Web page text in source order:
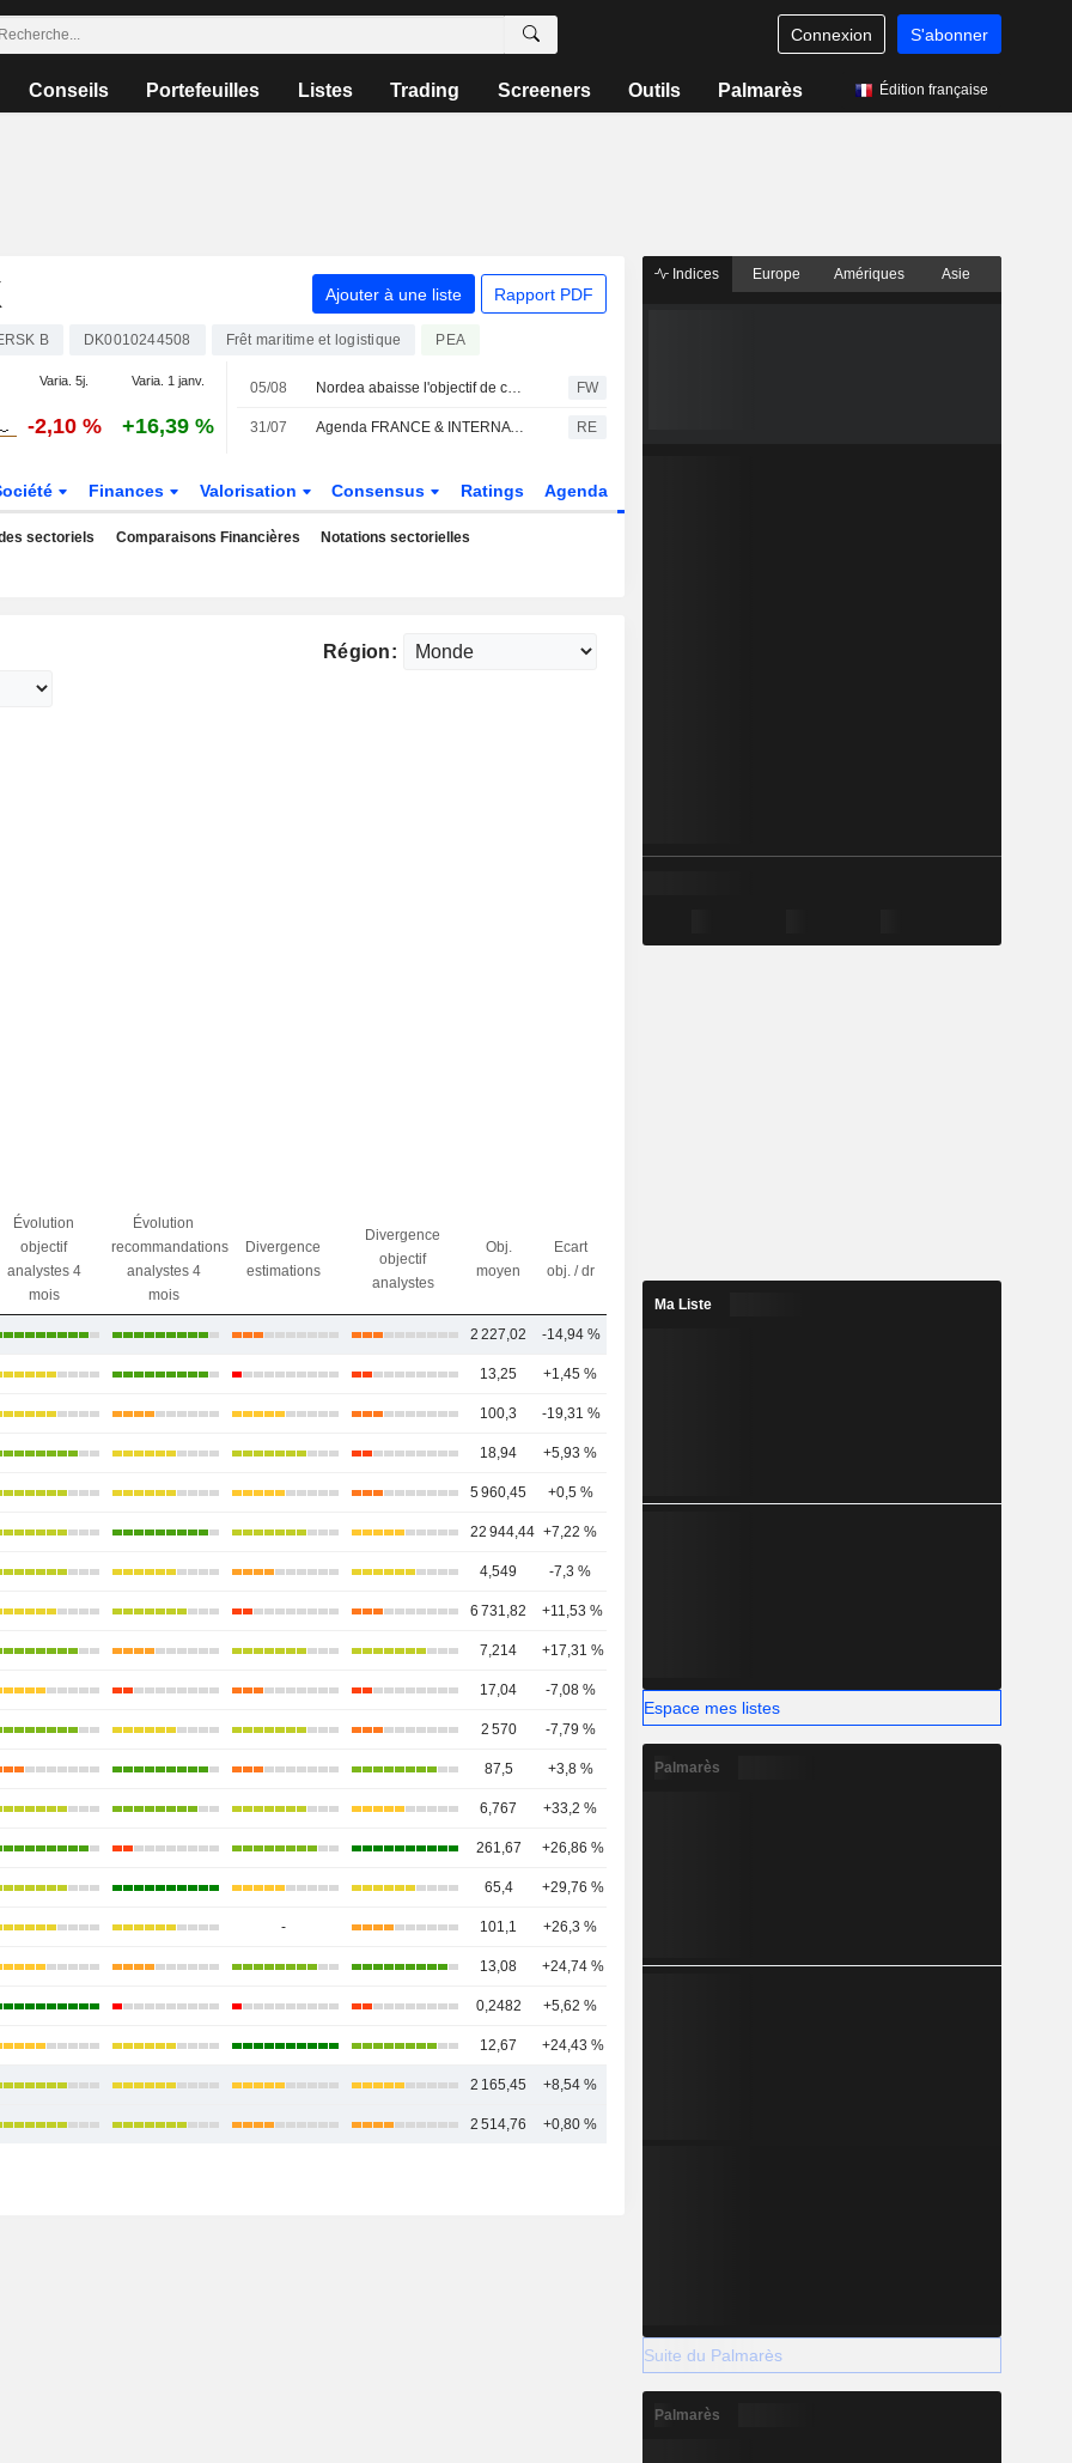
Connexion S'abonner
Conseils Portefeuilles Listes Trading Screeners Outils Palmarès Édition française
Ajouter à une liste Rapport PDF
B DK0010244508 Frêt maritime et logistique PEA
Varia. 5j. Varia. 1 janv.
-2,10 % +16,39 %
05/08 Nordea abaisse l'objectif de cours d'A.P. Møller-Maersk à 14 900 couronnes danoises (contre 15 200), réitère sa recommandation à la vente FW
31/07 Agenda FRANCE & INTERNATIONAL - Semaine du 3 août RE
Finances Valorisation Consensus Ratings Agenda
sectoriels Comparaisons Financières Notations sectorielles
Région:
Évolution
objectif
analystes 4
mois
Évolution
recommandations
analystes 4
mois
Divergence
estimations
Divergence
objectif
analystes
Obj.
moyen
Ecart
obj. / dr
2 227,02 -14,94 %
13,25 +1,45 %
100,3 -19,31 %
18,94 +5,93 %
5 960,45 +0,5 %
22 944,44 +7,22 %
4,549 -7,3 %
6 731,82 +11,53 %
7,214 +17,31 %
17,04 -7,08 % 5
2 570 -7,79 % 11
87,5 +3,8 %
6,767 +33,2 %
261,67 +26,86 %
65,4 +29,76 %
- 101,1 +26,3 %
13,08 +24,74 % 2
0,2482 +5,62 %
12,67 +24,43 %
2 165,45 +8,54 %
2 514,76 +0,80 %
Indices Europe Amériques Asie
Ma Liste
Espace mes listes
Palmarès
Suite du Palmarès
Palmarès